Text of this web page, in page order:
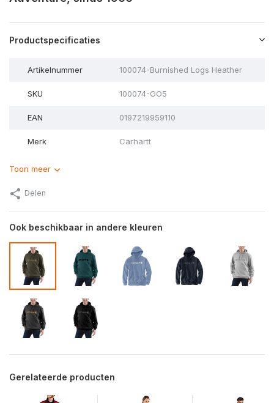
Productspecificaties
Artikelnummer 100074-Burnished Logs Heather
SKU 100074-GO5
EAN 0197219959110
Merk Carhartt
Toon meer
Delen
Ook beschikbaar in andere kleuren
Gerelateerde producten